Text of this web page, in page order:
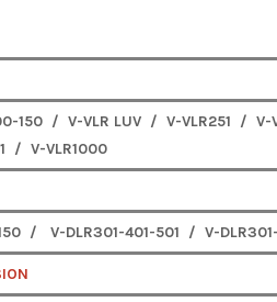
150 / V-VLR LUV / V-VLR251 / V-
/ V-VLR1000
/ V-DLR301-401-501 / V-